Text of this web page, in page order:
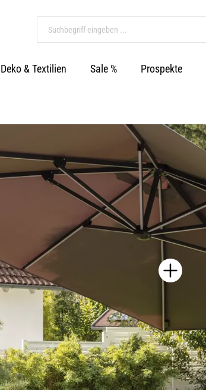
Deko & Textilien Sale % Prospekte